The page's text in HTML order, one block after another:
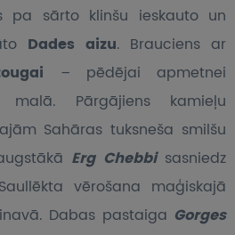
pa sārto klinšu ieskauto un
Dades aizu. Brauciens ar
– pēdējai apmetnei
malā. Pārgājiens kamieļu
Sahāras tuksneša smilšu
Erg Chebbi sasniedz
vērošana maģiskajā
Dabas pastaiga Gorges